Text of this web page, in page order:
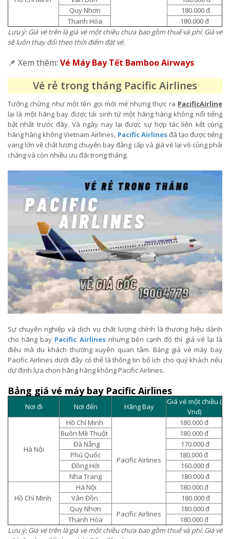
Quy Nhơn
180.000 đ
Thanh Hóa
180.000 đ
Lưu ý: Giá vé trên là giá vé một chiều chưa bao gồm thuế và phí. Giá vé
sẽ luôn thay đổi theo thời điểm đặt vé.
📌 Xem thêm: Vé Máy Bay Tết Bamboo Airways
Vé rẻ trong tháng Pacific Airlines
Tưởng chừng như một tên gọi mới mẻ nhưng thực ra PacificAirline
lại là một hãng bay được tái sinh từ một hãng hàng không nổi tiếng
bật nhất trước đây. Và ngày nay lại được sự hợp tác liên kết cùng
hãng hàng không Vietnam Airlines, Pacific Airlinesđã tạo được tiếng
vang lớn về chất lượng chuyến bay đẳng cấp và giá vé lại vô cùng phải
chăng và còn nhiều ưu đãi trong tháng.
Sự chuyên nghiệp và dịch vụ chất lượng chính là thương hiệu dành
cho hãng bay Pacific Airlinesnhưng bên cạnh đó thì giá vé lại là
điều mà du khách thường xuyên quan tâm. Bảng giá vé máy bay
Pacific Airlines dưới đây có thể là thông tin bổ ích cho quý khách nếu
dự định lựa chọn hãng hàng không Pacific Airlines.
Bảng giá vé máy bay Pacific Airlines
Nơi đi Nơi đến Hãng Bay
Giá vé một chiều (
Vnd)
Hà Nội
Hồ Chí Minh
Pacific Airlines
180.000 đ
Buôn Mê Thuột
180.000 đ
Đà Nẵng
170.000 đ
Phú Quốc
180.000 đ
Đồng Hới
160.000 đ
Nha Trang
180.000 đ
Hồ Chí Minh
Hà Nội
180.000 đ
Vân Đồn
180.000 đ
Quy Nhơn
Pacific Airlines
180.000 đ
Thanh Hóa
180.000 đ
Lưu ý: Giá vé trên là giá vé một chiều chưa bao gồm thuế và phí. Giá vé